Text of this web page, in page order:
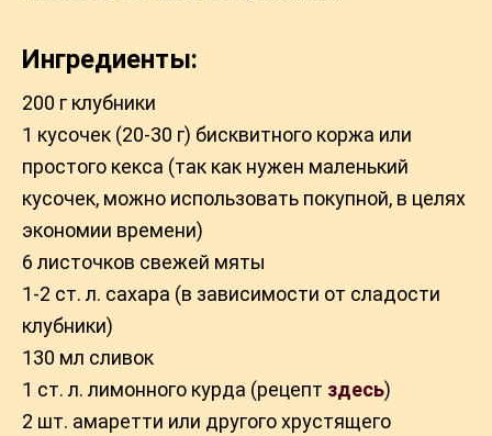
Ингредиенты:
200 г клубники
1 кусочек (20-30 г) бисквитного коржа или
простого кекса (так как нужен маленький
кусочек, можно использовать покупной, в целях
экономии времени)
6 листочков свежей мяты
1-2 ст. л. сахара (в зависимости от сладости
клубники)
130 мл сливок
1 ст. л. лимонного курда (рецепт здесь)
2 шт. амаретти или другого хрустящего